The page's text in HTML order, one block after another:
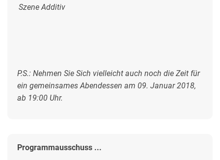
Szene Additiv
P.S.: Nehmen Sie Sich vielleicht auch noch die Zeit für
ein gemeinsames Abendessen am 09. Januar 2018,
ab 19:00 Uhr.
Programmausschuss ...